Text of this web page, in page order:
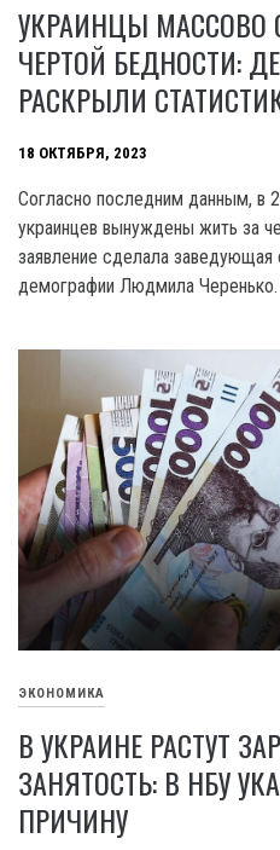
УКРАИНЦЫ МАССОВО
ЧЕРТОЙ БЕДНОСТИ:
РАСКРЫЛИ
18 ОКТЯБРЯ, 2023
Согласно последним данным, в
украинцев вынуждены жить за
заявление сделала заведующая
демографии Людмила Черенько.
ЭКОНОМИКА
В УКРАИНЕ РАСТУТ
ЗАНЯТОСТЬ: В НБУ
ПРИЧИНУ